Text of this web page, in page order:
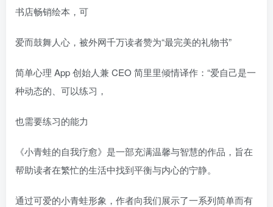
书店畅销绘本，可
爱而鼓舞人心，被外网千万读者赞为“最完美的礼物书”
简单心理 App 创始人兼 CEO 简里里倾情译作：“爱自己是一
种动态的、可以练习，
也需要练习的能力
《小青蛙的自我疗愈》是一部充满温馨与智慧的作品，旨在
帮助读者在繁忙的生活中找到平衡与内心的宁静。
通过可爱的小青蛙形象，作者向我们展示了一系列简单而有